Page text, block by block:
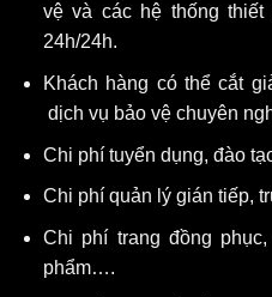
vệ và các hệ thống
24h/24h.
Khách hàng có thể cắt
dịch vụ bảo vệ chuyên
Chi phí tuyển dụng, đào
Chi phí quản lý gián tiếp,
Chi phí trang đồng
phẩm….